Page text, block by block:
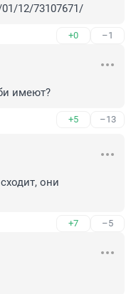
12/73107671/
+0 –1
имеют?
+5 –13
они
+7 –5